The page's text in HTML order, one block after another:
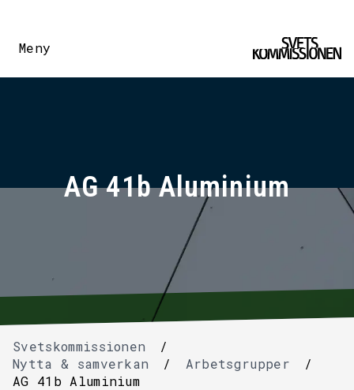
Meny
AG 41b Aluminium
Svetskommissionen
/
Nytta & samverkan
/ Arbetsgrupper
/
AG 41b Aluminium